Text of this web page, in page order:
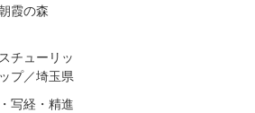
霞の森
チューリッ
プ／埼玉県
写経・精進